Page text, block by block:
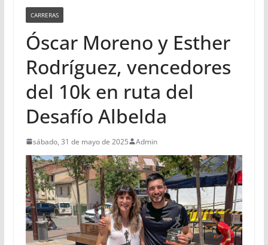
CARRERAS
Óscar Moreno y Esther
Rodríguez, vencedores
del 10k en ruta del
Desafío Albelda
sábado, 31 de mayo de 2025 Admin